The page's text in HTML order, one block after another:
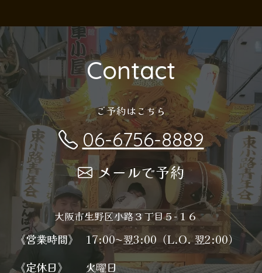
Contact
ご予約はこちら
06-6756-8889
メールで予約
大阪市生野区小路３丁目５−１６
《営業時間》
17:00〜翌3:00（L.O. 翌2:00）
《定休日》
火曜日